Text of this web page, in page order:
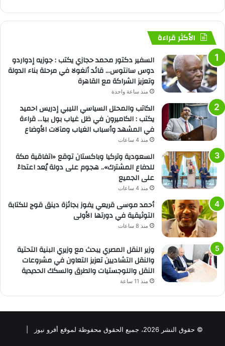
الأكثر قراءة
السفير دكتور محمد حجازي يكتب : جوزيه إدواردو
دوس سانتوس… قائد أنغولا في مرحلة بناء الدولة
وتعزيز الشراكة مع القاهرة
منذ ساعة واحدة
الكاتب والمحلل السياسي الليبي إدريس احميد
يكتب : الكاميرون في ظل غياب بول بيا… قراءة
في المشهد وأسباب الغياب ومآلات الأوضاع
منذ 4 ساعات
السعودية وتركيا وباكستان توقع «اتفاقية مكة
للدفاع المشترك».. هجوم على دولة يُعد اعتداءً
على الجميع
منذ 4 ساعات
أحمد موسى قريعي يفوز بجائزة دينق قوج للكتابة
التوثيقية في دورتها الأولى
منذ 8 ساعات
وزير النقل المصري يبحث مع وزيري البنية التحتية
والنقل التشاديين تعزيز التعاون في مشروعات
النقل واللوجستيات والطرق والسكك الحديدية
منذ 11 ساعة
© حقوق النشر 2026، جميع الحقوق محفوظة لموقع أفرو نيوز |